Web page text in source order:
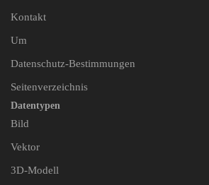
Kontakt
Um
Datenschutz-Bestimmungen
Seitenverzeichnis
Datentypen
Bild
Vektor
3D-Modell